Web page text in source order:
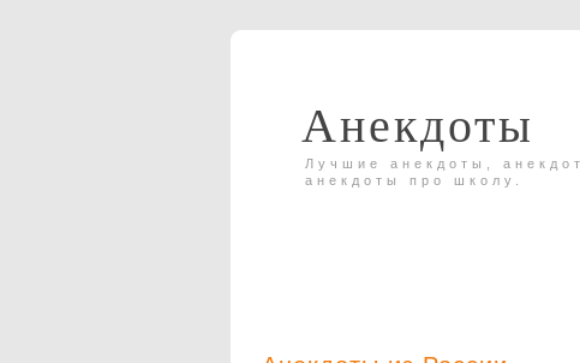
Анекдоты
Лучшие анекдоты,
анекдоты про школу.